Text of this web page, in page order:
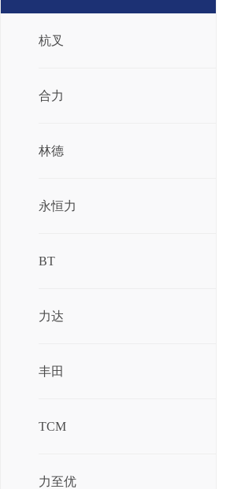
杭叉
合力
林德
永恒力
BT
力达
丰田
TCM
力至优